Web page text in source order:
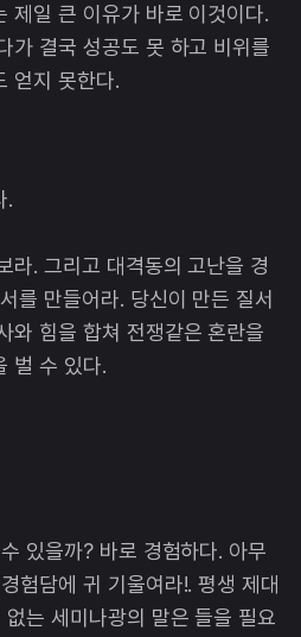
제일 큰 이유가 바로 이것이다.
가 결국 성공도 못 하고 비위를
얻지 못한다.
.
라. 그리고 대격동의 고난을 경
를 만들어라. 당신이 만든 질서
와 힘을 합쳐 전쟁같은 혼란을
벌 수 있다.
있을까? 바로 경험하다. 아무
험담에 귀 기울여라!. 평생 제대
는 세미나광의 말은 들을 필요